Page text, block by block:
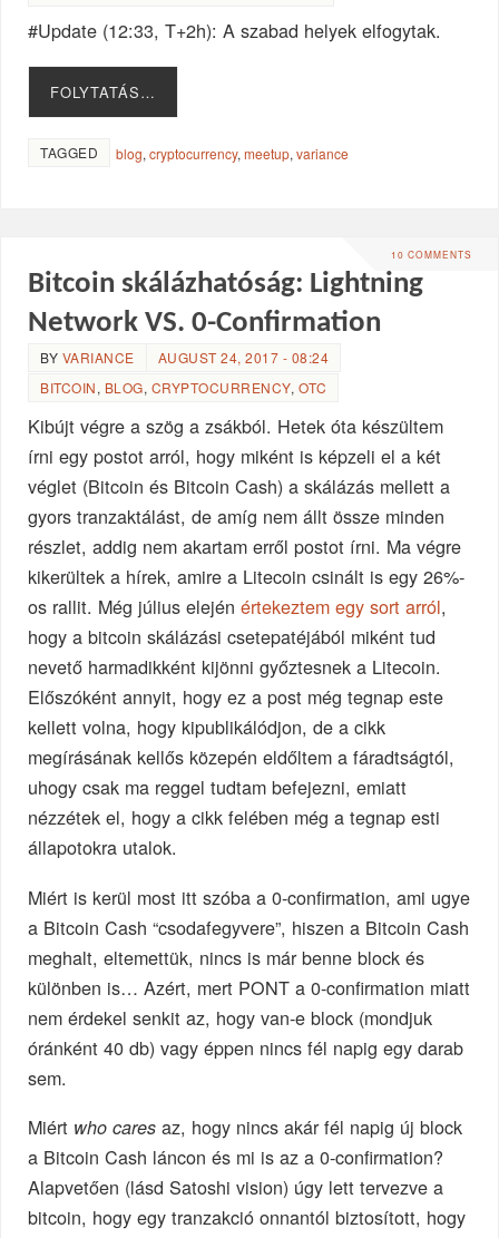
#Update (12:33, T+2h): A szabad helyek elfogytak.
FOLYTATÁS…
TAGGED blog,cryptocurrency,meetup,variance
10 COMMENTS
Bitcoin skálázhatóság: Lightning
Network VS. 0-Confirmation
BY VARIANCE
AUGUST 24, 2017 - 08:24
BITCOIN, BLOG, CRYPTOCURRENCY, OTC
Kibújt végre a szög a zsákból. Hetek óta készültem
írni egy postot arról, hogy miként is képzeli el a két
véglet (Bitcoin és Bitcoin Cash) a skálázás mellett a
gyors tranzaktálást, de amíg nem állt össze minden
részlet, addig nem akartam erről postot írni. Ma végre
kikerültek a hírek, amire a Litecoin csinált is egy 26%-
os rallit. Még július elejénértekeztem egy sort arról,
hogy a bitcoin skálázási csetepatéjából miként tud
nevető harmadikként kijönni győztesnek a Litecoin.
Előszóként annyit, hogy ez a post még tegnap este
kellett volna, hogy kipublikálódjon, de a cikk
megírásának kellős közepén eldőltem a fáradtságtól,
uhogy csak ma reggel tudtam befejezni, emiatt
nézzétek el, hogy a cikk felében még a tegnap esti
állapotokra utalok.
Miért is kerül most itt szóba a 0-confirmation, ami ugye
a Bitcoin Cash “csodafegyvere”, hiszen a Bitcoin Cash
meghalt, eltemettük, nincs is már benne block és
különben is… Azért, mert PONT a 0-confirmation miatt
nem érdekel senkit az, hogy van-e block (mondjuk
óránként 40 db) vagy éppen nincs fél napig egy darab
sem.
Miért who cares az, hogy nincs akár fél napig új block
a Bitcoin Cash láncon és mi is az a 0-confirmation?
Alapvetően (lásd Satoshi vision) úgy lett tervezve a
bitcoin, hogy egy tranzakció onnantól biztosított, hogy